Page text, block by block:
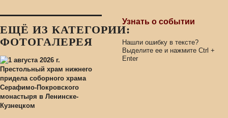
ЕЩЁ ИЗ КАТЕГОРИИ:
ФОТОГАЛЕРЕЯ
Узнать о событии
Нашли ошибку в тексте?
Выделите ее и нажмите Ctrl +
Enter